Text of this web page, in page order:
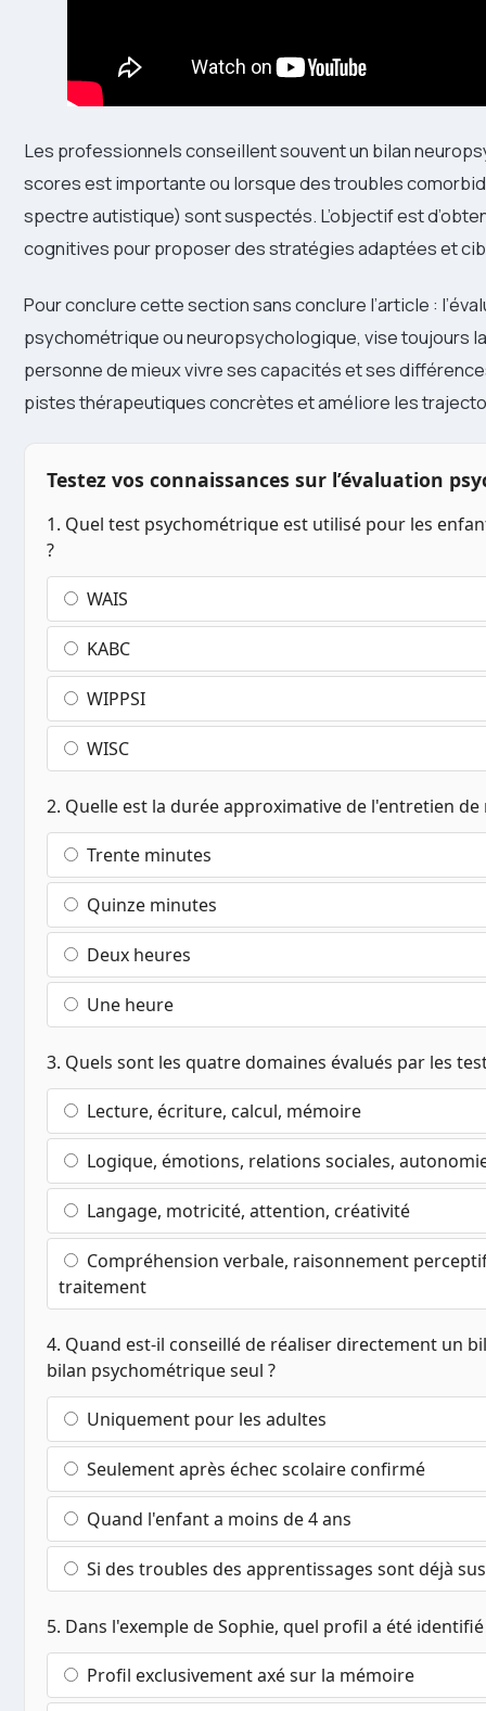
Les professionnels conseillent souvent un bilan
scores est importante ou lorsque des troubles
spectre autistique) sont suspectés. L’objectif est
cognitives pour proposer des stratégies adaptées et
Pour conclure cette section sans conclure l’article :
psychométrique ou neuropsychologique, vise toujours
personne de mieux vivre ses capacités et ses
pistes thérapeutiques concrètes et améliore les
Testez vos connaissances sur l’évaluation
1. Quel test psychométrique est utilisé pour les
?
WAIS
KABC
WIPPSI
WISC
2. Quelle est la durée approximative de l'entretien
Trente minutes
Quinze minutes
Deux heures
Une heure
3. Quels sont les quatre domaines évalués par les
Lecture, écriture, calcul, mémoire
Logique, émotions, relations sociales,
Langage, motricité, attention, créativité
Compréhension verbale, raisonnement
traitement
4. Quand est-il conseillé de réaliser directement un
bilan psychométrique seul ?
Uniquement pour les adultes
Seulement après échec scolaire confirmé
Quand l'enfant a moins de 4 ans
Si des troubles des apprentissages sont déjà
5. Dans l'exemple de Sophie, quel profil a été
Profil exclusivement axé sur la mémoire